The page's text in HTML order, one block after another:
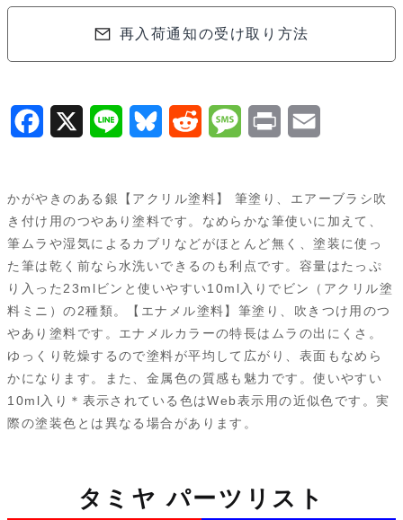
11
ロ
ム
シ
81511
個
再入荷通知の受け取り方法
e
b
o
o
X
e
B
e
s
k
y
R
d
i
t
M
s
a
g
e
P
n
t
i
l
かがやきのある銀【アクリル塗料】 筆塗り、エアーブラシ吹
き付け用のつやあり塗料です。なめらかな筆使いに加えて、
筆ムラや湿気によるカブリなどがほとんど無く、塗装に使っ
た筆は乾く前なら水洗いできるのも利点です。容量はたっぷ
り入った23mlビンと使いやすい10ml入りでビン（アクリル塗
料ミニ）の2種類。【エナメル塗料】筆塗り、吹きつけ用のつ
やあり塗料です。エナメルカラーの特長はムラの出にくさ。
ゆっくり乾燥するので塗料が平均して広がり、表面もなめら
かになります。また、金属色の質感も魅力です。使いやすい
10ml入り＊表示されている色はWeb表示用の近似色です。実
際の塗装色とは異なる場合があります。
タミヤ パーツリスト